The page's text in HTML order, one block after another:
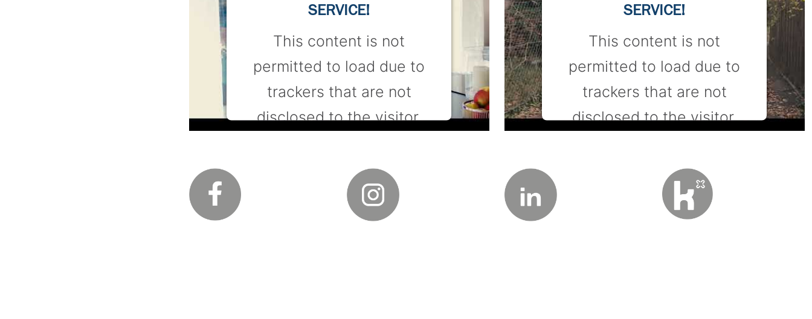
SERVICE!
This content is not
permitted to load due to
trackers that are not
disclosed to the visitor.
to setup the site with their
CMP to add this content to
the list of technologies
SERVICE!
This content is not
permitted to load due to
trackers that are not
disclosed to the visitor.
to setup the site with their
CMP to add this content to
the list of technologies